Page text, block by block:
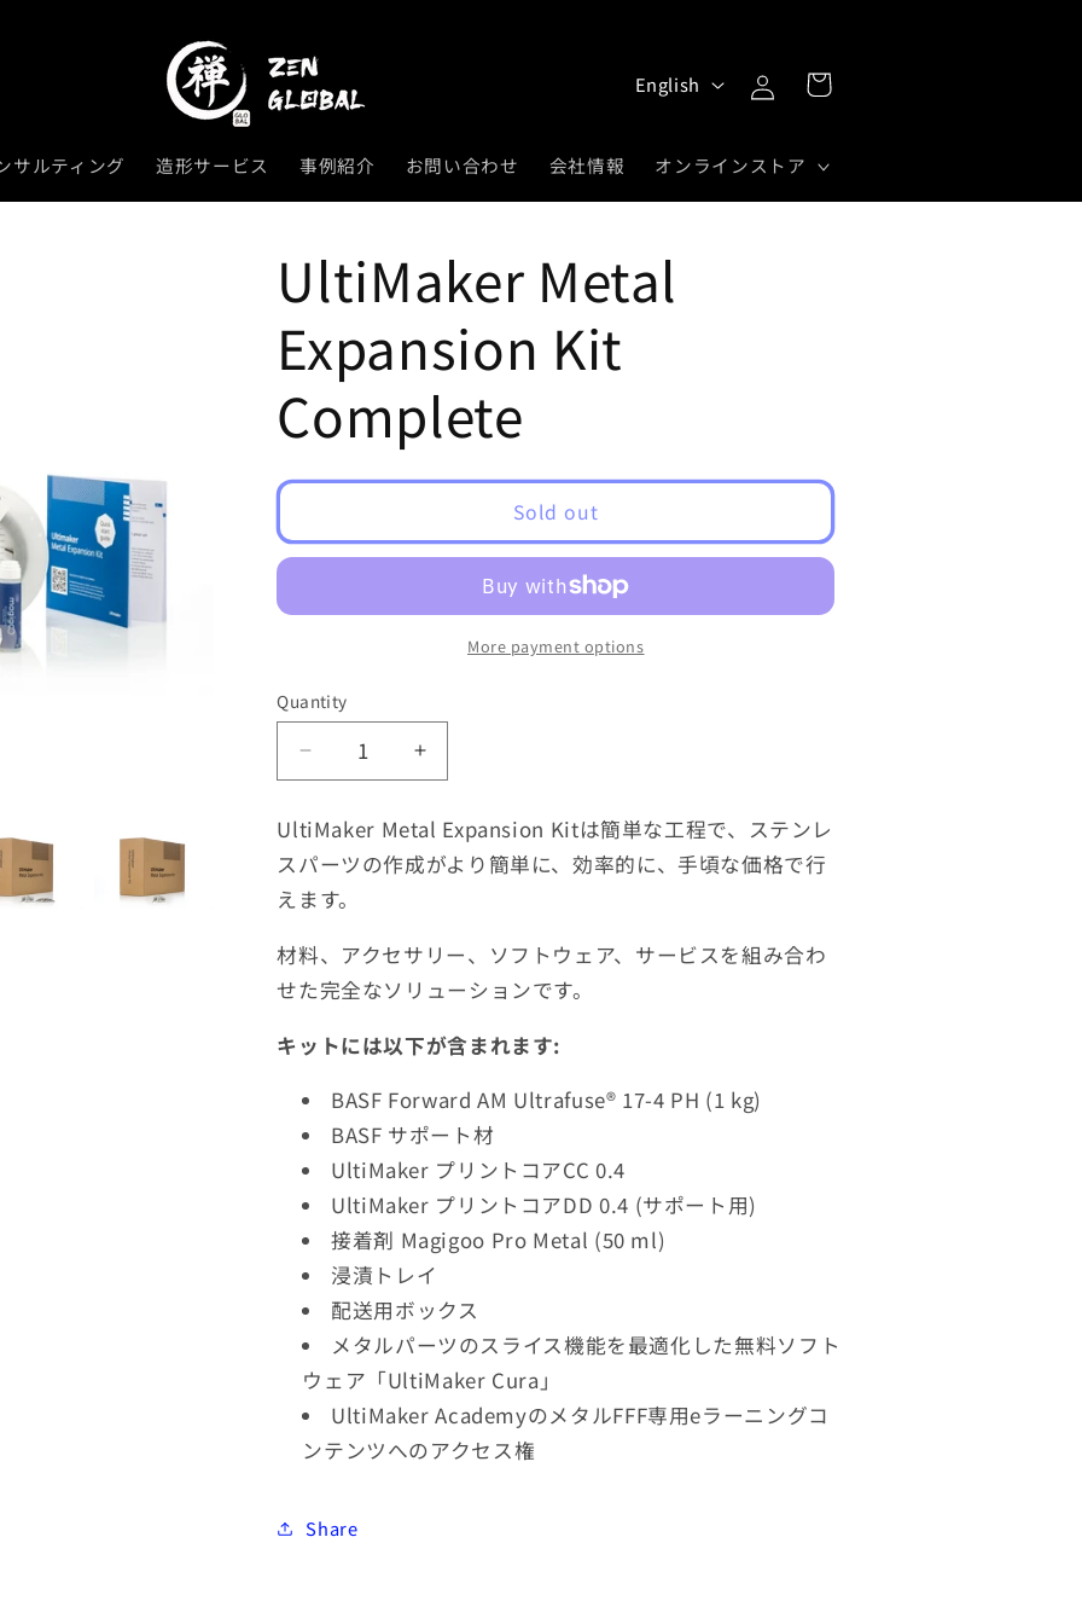
サルティング 造形サービス 事例紹介 お問い合わせ 会社情報 オンラインストア
n
g
a
g
e
English
in
Cart
UltiMaker Metal
Expansion Kit
Complete
Sold out
More payment options
Quantity
Decrease
quantity
UltiMaker
Metal
Expansion
Complete
Increase
quantity
for
UltiMaker
Metal
Complete
UltiMaker Metal Expansion Kitは簡単な工程で、ステンレ
スパーツの作成がより簡単に、効率的に、手頃な価格で行
えます。
材料、アクセサリー、ソフトウェア、サービスを組み合わ
せた完全なソリューションです。
キットには以下が含まれます:
BASF Forward AM Ultrafuse® 17-4 PH (1 kg)
BASF サポート材
UltiMaker プリントコアCC 0.4
UltiMaker プリントコアDD 0.4 (サポート用)
接着剤 Magigoo Pro Metal (50 ml)
浸漬トレイ
配送用ボックス
メタルパーツのスライス機能を最適化した無料ソフト
ウェア「UltiMaker Cura」
UltiMaker AcademyのメタルFFF専用eラーニングコ
ンテンツへのアクセス権
Share